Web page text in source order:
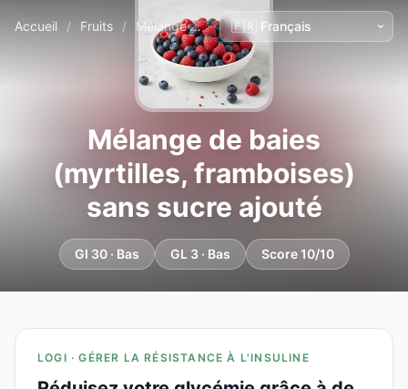
Accueil / Fruits / Mélange de baies (myrtilles, framboises) sans sucre ajouté
Mélange de baies
(myrtilles, framboises)
sans sucre ajouté
GI 30 · Bas GL 3 · Bas Score 10/10
LOGI · GÉRER LA RÉSISTANCE À L'INSULINE